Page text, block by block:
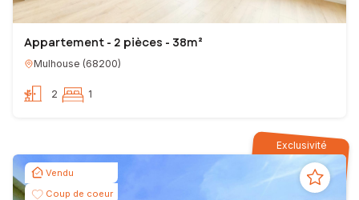
Appartement - 2 pièces - 38m²
Mulhouse (68200)
2 1
Exclusivité
Vendu
Coup de coeur